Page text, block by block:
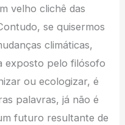
velho clichê das
se quisermos
climáticas,
exposto pelo filósofo
ou ecologizar, é
palavras, já não é
futuro resultante de